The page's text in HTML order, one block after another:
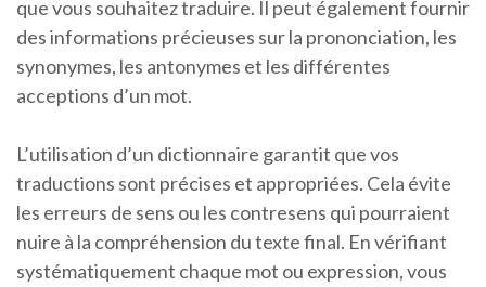
que vous souhaitez traduire. Il peut également fournir
des informations précieuses sur la prononciation, les
synonymes, les antonymes et les différentes
acceptions d’un mot.
L’utilisation d’un dictionnaire garantit que vos
traductions sont précises et appropriées. Cela évite
les erreurs de sens ou les contresens qui pourraient
nuire à la compréhension du texte final. En vérifiant
systématiquement chaque mot ou expression, vous